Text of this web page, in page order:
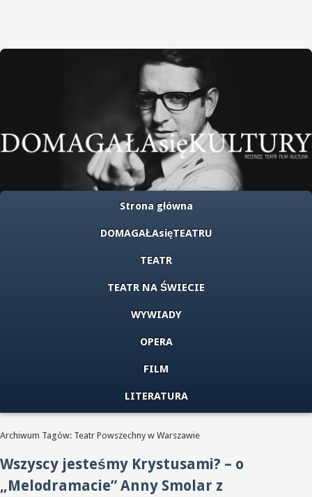
Strona główna
DOMAGAŁAsięTEATRU
TEATR
TEATR NA ŚWIECIE
WYWIADY
OPERA
FILM
LITERATURA
Archiwum Tagów: Teatr Powszechny w Warszawie
Wszyscy jesteśmy Krystusami? – o
„Melodramacie” Anny Smolar z